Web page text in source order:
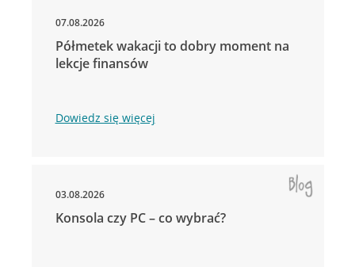
07.08.2026
Półmetek wakacji to dobry moment na
lekcje finansów
Dowiedz się więcej
03.08.2026
Konsola czy PC – co wybrać?